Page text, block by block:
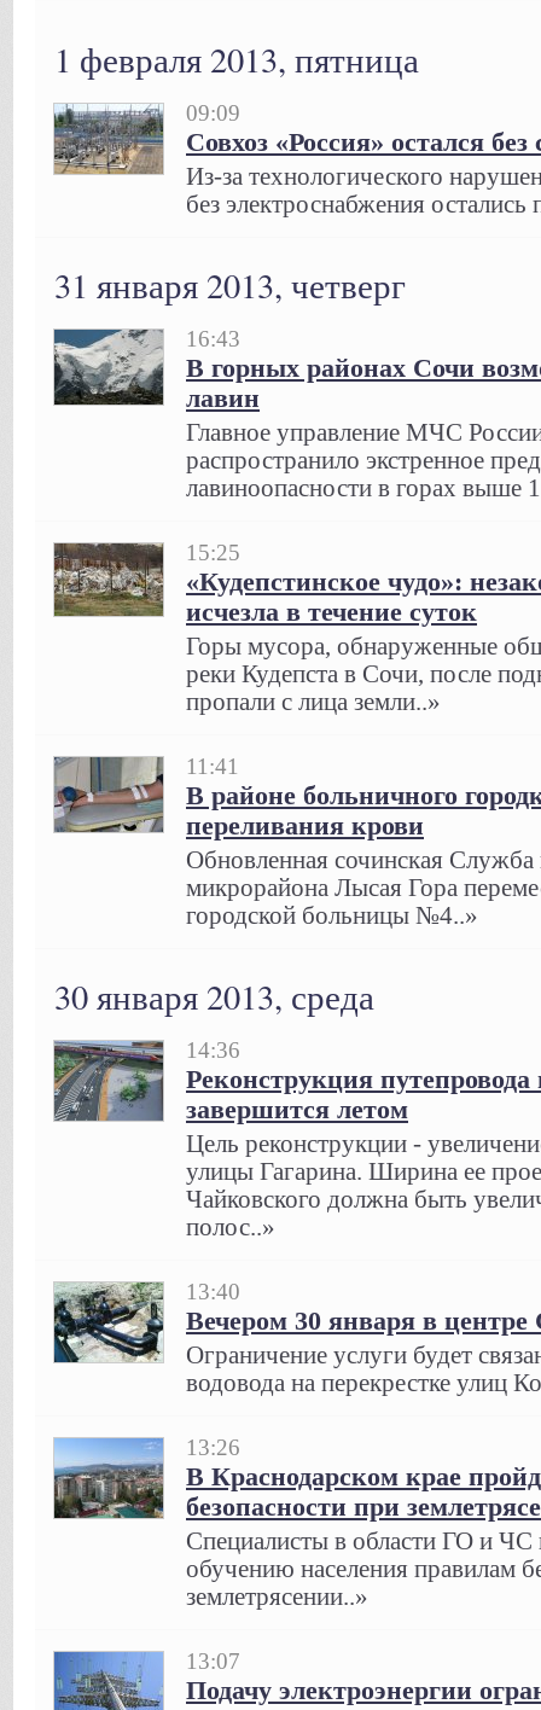
1 февраля 2013, пятница
09:09
Совхоз «Россия» остался без
Из-за технологического
без электроснабжения
31 января 2013, четверг
16:43
В горных районах Сочи
лавин
Главное управление МЧС
распространило экстренное
лавиноопасности в горах выше
15:25
«Кудепстинское чудо»:
исчезла в течение суток
Горы мусора, обнаруженные
реки Кудепста в Сочи, после
пропали с лица земли..»
11:41
В районе больничного
переливания крови
Обновленная сочинская Служба
микрорайона Лысая Гора
городской больницы №4..»
30 января 2013, среда
14:36
Реконструкция
завершится летом
Цель реконструкции -
улицы Гагарина. Ширина ее
Чайковского должна быть
полос..»
13:40
Вечером 30 января в центре
Ограничение услуги будет
водовода на перекрестке улиц
13:26
В Краснодарском крае
безопасности при
Специалисты в области ГО и
обучению населения правилам
землетрясении..»
13:07
Подачу электроэнергии